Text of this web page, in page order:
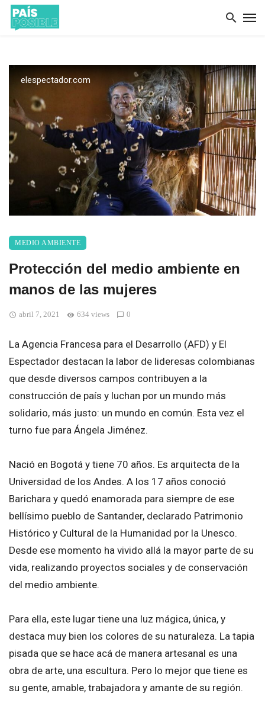
elespectador.com
MEDIO AMBIENTE
Protección del medio ambiente en
manos de las mujeres
abril 7, 2021 634 views 0
La Agencia Francesa para el Desarrollo (AFD) y El
Espectador destacan la labor de lideresas colombianas
que desde diversos campos contribuyen a la
construcción de país y luchan por un mundo más
solidario, más justo: un mundo en común. Esta vez el
turno fue para Ángela Jiménez.
Nació en Bogotá y tiene 70 años. Es arquitecta de la
Universidad de los Andes. A los 17 años conoció
Barichara y quedó enamorada para siempre de ese
bellísimo pueblo de Santander, declarado Patrimonio
Histórico y Cultural de la Humanidad por la Unesco.
Desde ese momento ha vivido allá la mayor parte de su
vida, realizando proyectos sociales y de conservación
del medio ambiente.
Para ella, este lugar tiene una luz mágica, única, y
destaca muy bien los colores de su naturaleza. La tapia
pisada que se hace acá de manera artesanal es una
obra de arte, una escultura. Pero lo mejor que tiene es
su gente, amable, trabajadora y amante de su región.